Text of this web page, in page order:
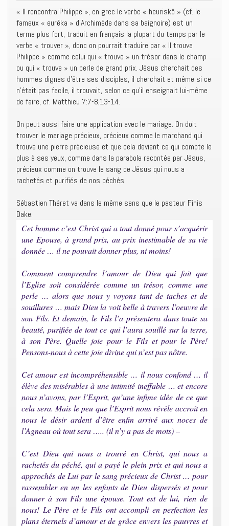
« Il rencontra Philippe », en grec le verbe « heuriskô » (cf. le
fameux « eurêka » d’Archimède dans sa baignoire) est un
terme plus fort, traduit en français la plupart du temps par le
verbe « trouver », donc on pourrait traduire par « Il trouva
Philippe » comme celui qui « trouve » un trésor dans le champ
ou qui « trouve » un perle de grand prix. Jésus cherchait des
hommes dignes d’être ses disciples, il cherchait et même si ce
n’était pas facile, il trouvait, selon ce qu’il enseignait lui-même
de faire, cf. Matthieu 7:7-8,13-14.
On peut aussi faire une application avec le mariage. On doit
trouver le mariage précieux, précieux comme le marchand qui
trouve une pierre précieuse et que cela devient ce qui compte le
plus à ses yeux, comme dans la parabole racontée par Jésus,
précieux comme on trouve le sang de Jésus qui nous a
rachetés et purifiés de nos péchés.
Sébastien Théret va dans le même sens que le pasteur Finis
Dake.
Cet homme c’est Christ qui a tout donné pour s’acquérir
une Epouse, à grand prix, au prix inestimable de sa vie
donnée … il ne pouvait donner plus, ni moins!
Comment comprendre l’amour de Dieu qui fait que
l’Eglise soit considérée comme un trésor, comme une
perle … alors que nous y voyons tant de taches et de
souillures … mais Dieu la voit belle à travers l’oeuvre de
son Fils. Et demain, le Fils l’a présentera dans toute sa
beauté, purifiée de tout ce qui l’aura souillé sur la terre,
à son Père. Quelle joie pour le Fils et pour le Père!
Pensons-nous à cette joie divine qui n’est pas nôtre.
Cet amour est incompréhensible … il nous confond … il
élève des misérables à une intimité ineffable … et encore
nous n’avons, par l’Esprit, qu’une infime idée de ce que
cela sera. Mais le peu que l’Esprit nous révèle accroît en
nous le désir ardent d’être enfin arrivé aux noces de
l’Agneau où tout sera ….. (il n’y a pas de mots) –
C’est Dieu qui nous a trouvé en Christ, qui nous a
rachetés du péché, qui a payé le plein prix et qui nous a
approchés de Lui par le sang précieux de Christ … pour
rassembler en un les enfants de Dieu dispersés et pour
donner à son Fils une épouse. Tout est de lui, rien de
nous! Le Père et le Fils ont accompli en perfection les
plans éternels d’amour et de grâce envers les pauvres et